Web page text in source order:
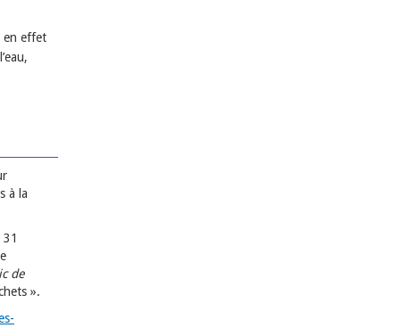
en effet
à la
de
».